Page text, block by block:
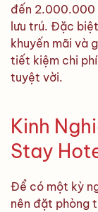
đến 2.000.000
lưu trú. Đặc
khuyến mãi và
tiết kiệm chi
tuyệt vời.
Kinh
Stay
Để có một kỳ
nên đặt phòng